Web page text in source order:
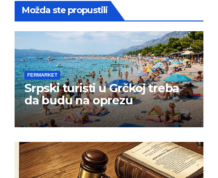
Možda ste propustili
FERMARKET
Srpski turisti u Grčkoj treba
da budu na oprezu